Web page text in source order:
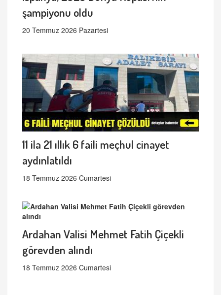
şampiyonu oldu
20 Temmuz 2026 Pazartesi
11 ila 21 ıllık 6 faili meçhul cinayet
aydınlatıldı
18 Temmuz 2026 Cumartesi
Ardahan Valisi Mehmet Fatih Çiçekli
görevden alındı
18 Temmuz 2026 Cumartesi